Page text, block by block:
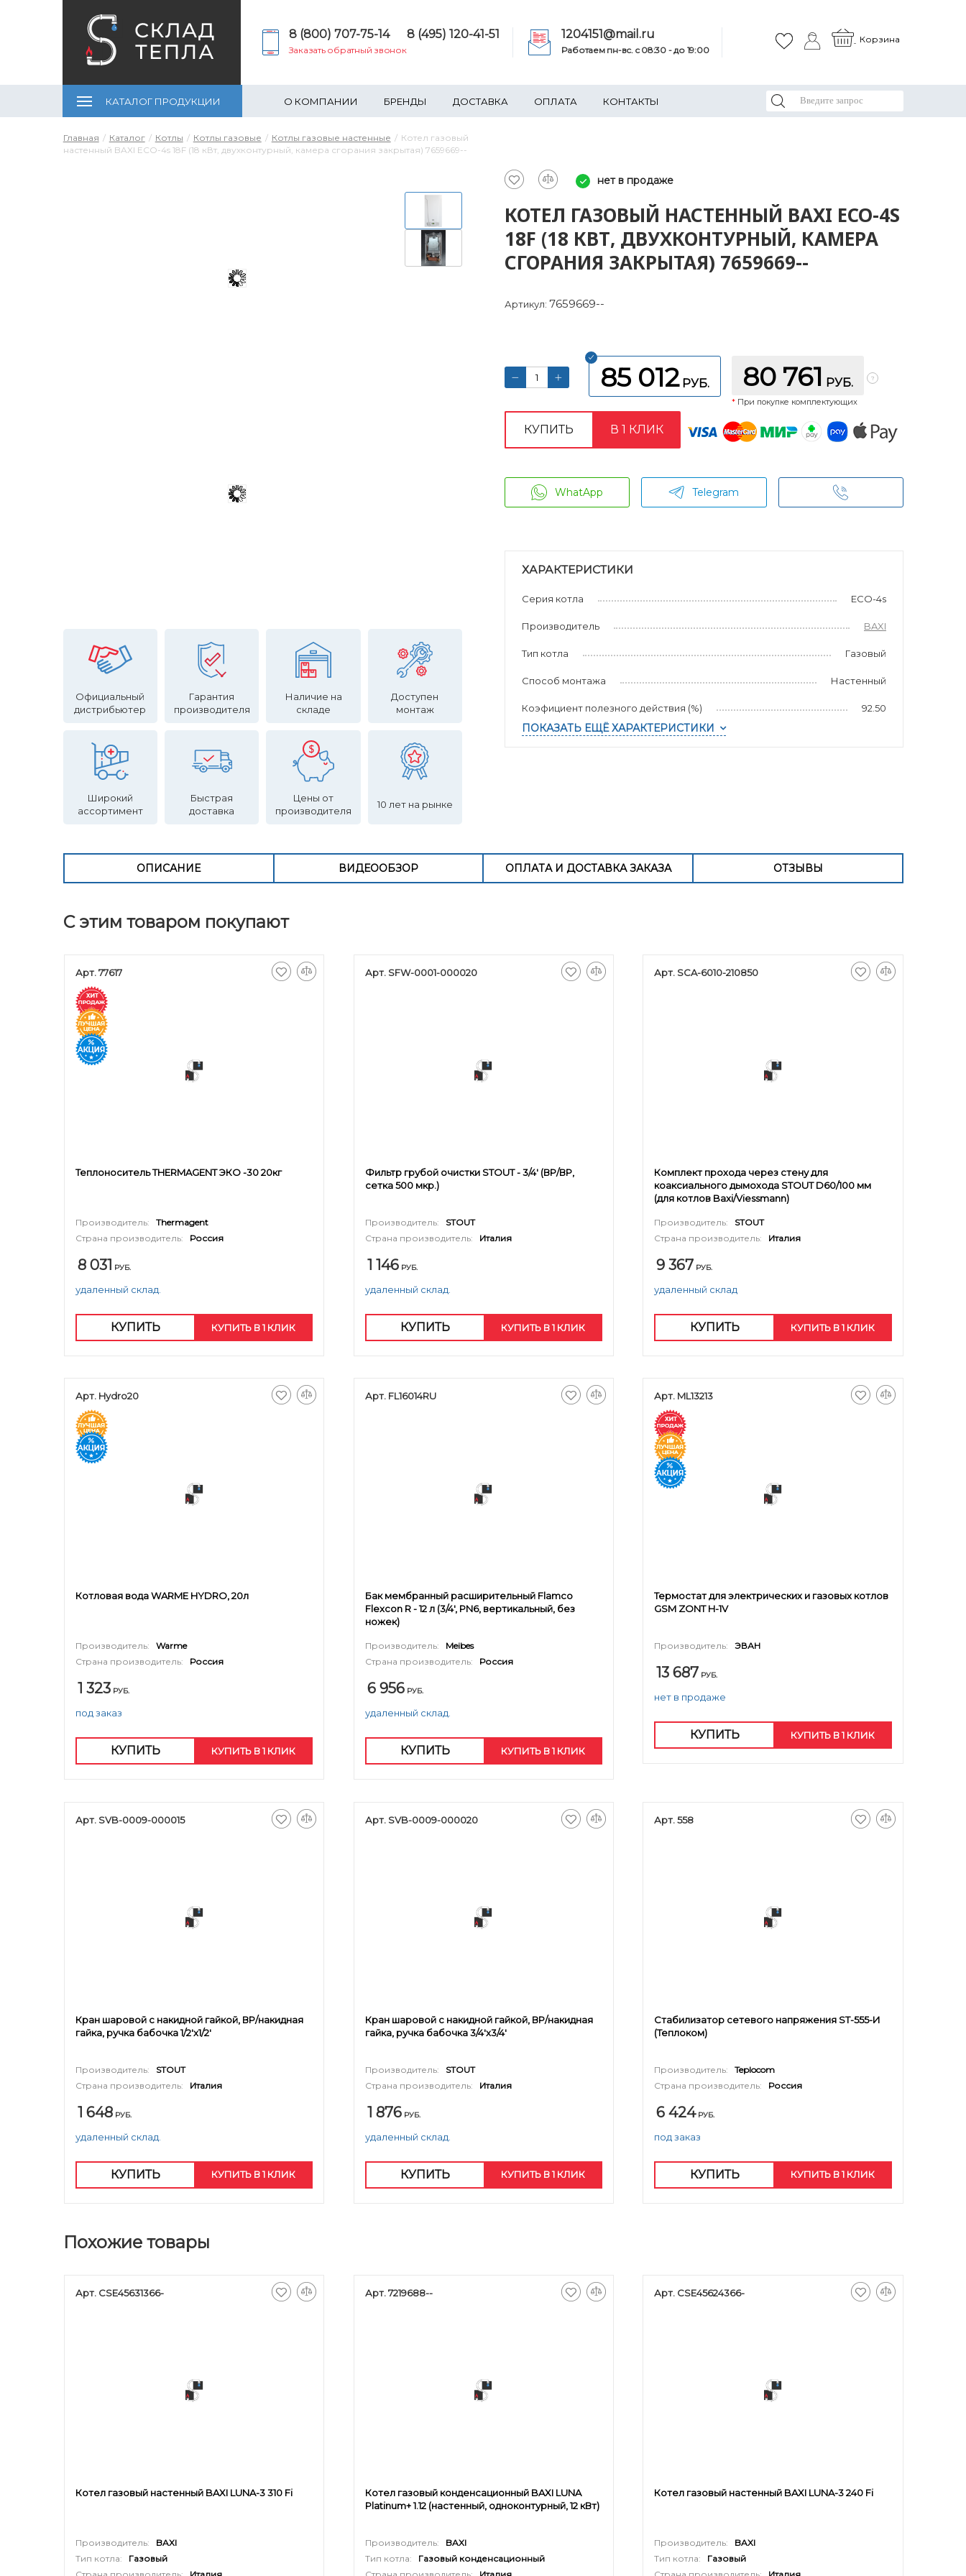
8 (800) 707-75-14 8 (495) 120-41-51
Заказать обратный звонок
1204151@mail.ru
Работаем пн-вс. c 08:30 - до 19:00
Корзина
КАТАЛОГ ПРОДУКЦИИ О КОМПАНИИ БРЕНДЫ ДОСТАВКА ОПЛАТА КОНТАКТЫ
Главная Каталог Котлы Котлы газовые Котлы газовые настенные
Котел газовый
настенный BAXI ECO-4s 18F (18 кВт, двухконтурный, камера сгорания закрытая) 7659669--
Официальный
дистрибьютер
Гарантия
производителя
Наличие на
складе
Доступен
монтаж
Широкий
ассортимент
Быстрая
доставка
Цены от
производителя
10 лет на рынке
нет в продаже
КОТЕЛ ГАЗОВЫЙ НАСТЕННЫЙ BAXI ECO-4S
18F (18 КВТ, ДВУХКОНТУРНЫЙ, КАМЕРА
СГОРАНИЯ ЗАКРЫТАЯ) 7659669--
Артикул: 7659669--
85 012 РУБ. 80 761 РУБ.
* При покупке комплектующих
КУПИТЬ В 1 КЛИК
WhatApp Telegram
ХАРАКТЕРИСТИКИ
Серия котла ECO-4s
Производитель BAXI
Тип котла Газовый
Способ монтажа Настенный
Коэфициент полезного действия (%) 92.50
ПОКАЗАТЬ ЕЩЁ ХАРАКТЕРИСТИКИ
ОПИСАНИЕ ВИДЕООБЗОР ОПЛАТА И ДОСТАВКА ЗАКАЗА ОТЗЫВЫ
С этим товаром покупают
Арт. 77617
Теплоноситель THERMAGENT ЭКО -30 20кг
Производитель:
Thermagent
Страна производитель:
Россия
8 031 РУБ.
удаленный склад.
КУПИТЬ КУПИТЬ В 1 КЛИК
Арт. SFW-0001-000020
Фильтр грубой очистки STOUT - 3/4' (ВР/ВР,
сетка 500 мкр.)
Производитель:
STOUT
Страна производитель:
Италия
1 146 РУБ.
удаленный склад.
КУПИТЬ КУПИТЬ В 1 КЛИК
Арт. SCA-6010-210850
Комплект прохода через стену для
коаксиального дымохода STOUT D60/100 мм
(для котлов Baxi/Viessmann)
Производитель:
STOUT
Страна производитель:
Италия
9 367 РУБ.
удаленный склад
КУПИТЬ КУПИТЬ В 1 КЛИК
Арт. Hydro20
Котловая вода WARME HYDRO, 20л
Производитель:
Warme
Страна производитель:
Россия
1 323 РУБ.
под заказ
КУПИТЬ КУПИТЬ В 1 КЛИК
Арт. FL16014RU
Бак мембранный расширительный Flamco
Flexcon R - 12 л (3/4', PN6, вертикальный, без
ножек)
Производитель:
Meibes
Страна производитель:
Россия
6 956 РУБ.
удаленный склад.
КУПИТЬ КУПИТЬ В 1 КЛИК
Арт. ML13213
Термостат для электрических и газовых котлов
GSM ZONT H-1V
Производитель: ЭВАН
13 687 РУБ.
нет в продаже
КУПИТЬ КУПИТЬ В 1 КЛИК
Арт. SVB-0009-000015
Кран шаровой с накидной гайкой, ВР/накидная
гайка, ручка бабочка 1/2'x1/2'
Производитель:
STOUT
Страна производитель:
Италия
1 648 РУБ.
удаленный склад.
КУПИТЬ КУПИТЬ В 1 КЛИК
Арт. SVB-0009-000020
Кран шаровой с накидной гайкой, ВР/накидная
гайка, ручка бабочка 3/4'x3/4'
Производитель:
STOUT
Страна производитель:
Италия
1 876 РУБ.
удаленный склад.
КУПИТЬ КУПИТЬ В 1 КЛИК
Арт. 558
Стабилизатор сетевого напряжения ST-555-И
(Теплоком)
Производитель:
Teplocom
Страна производитель:
Россия
6 424 РУБ.
под заказ
КУПИТЬ КУПИТЬ В 1 КЛИК
Похожие товары
Арт. CSE45631366-
Котел газовый настенный BAXI LUNA-3 310 Fi
Производитель:
BAXI
Тип котла:
Газовый
Арт. 7219688--
Котел газовый конденсационный BAXI LUNA
Platinum+ 1.12 (настенный, одноконтурный, 12 кВт)
Производитель:
BAXI
Тип котла:
Газовый конденсационный
Арт. CSE45624366-
Котел газовый настенный BAXI LUNA-3 240 Fi
Производитель:
BAXI
Тип котла:
Газовый